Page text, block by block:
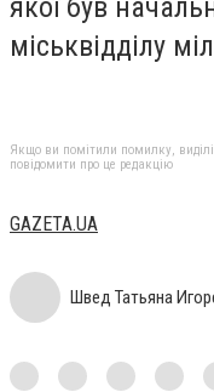
якої був
міськвідділу
Якщо ви помітили помилку,
повідомити про це редакцію
GAZETA.UA
Швед Татьяна